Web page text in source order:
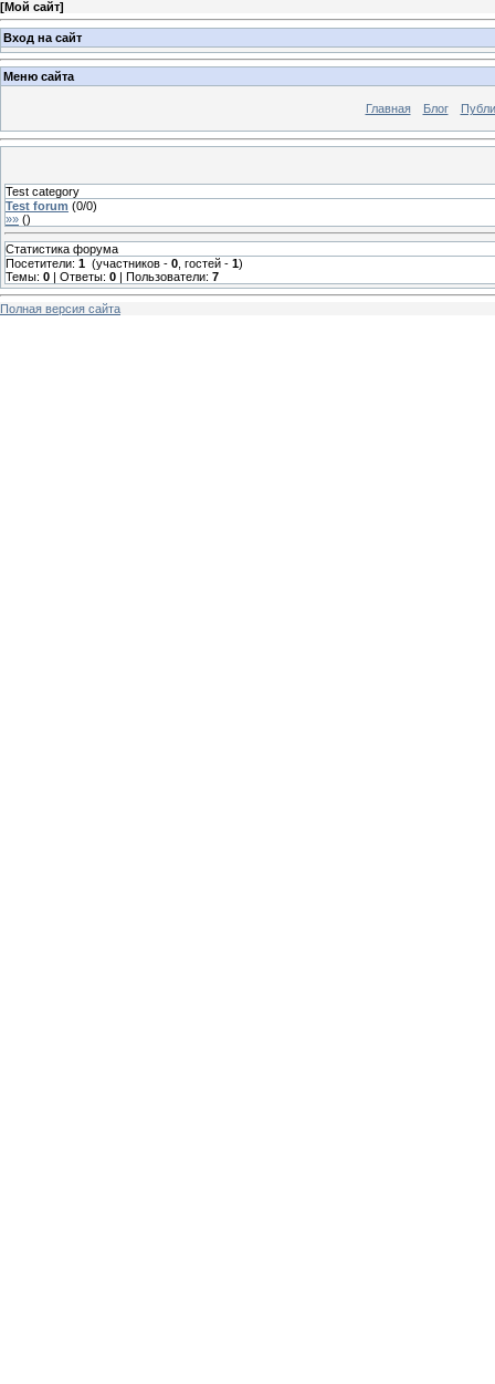
[Мой сайт]
Вход на сайт
Меню сайта
Главная Блог
Test category
Test forum (0/0)
»» ()
Статистика форума
Посетители: 1 (участников - 0 , гостей - 1)
Темы: 0 | Ответы: 0 | Пользователи: 7
Полная версия сайта